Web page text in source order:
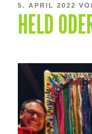
AM
5. APRIL 2022
HELD